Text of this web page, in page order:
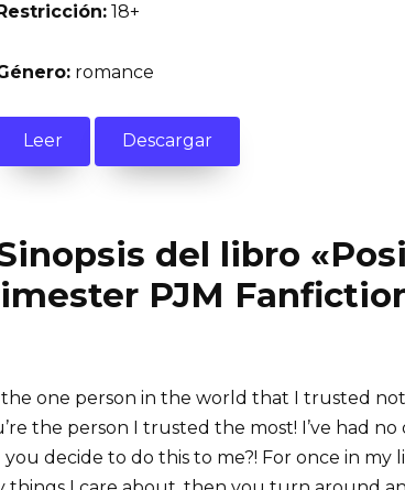
Restricción: 18+
romance
Leer Descargar
del libro
PJM
the one person in the world that I trusted
the person I trusted the most! I’ve had no
decide to do this to me?! For once in my